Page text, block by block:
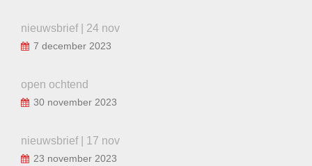
nieuwsbrief | 24 nov
7 december 2023
open ochtend
30 november 2023
nieuwsbrief | 17 nov
23 november 2023